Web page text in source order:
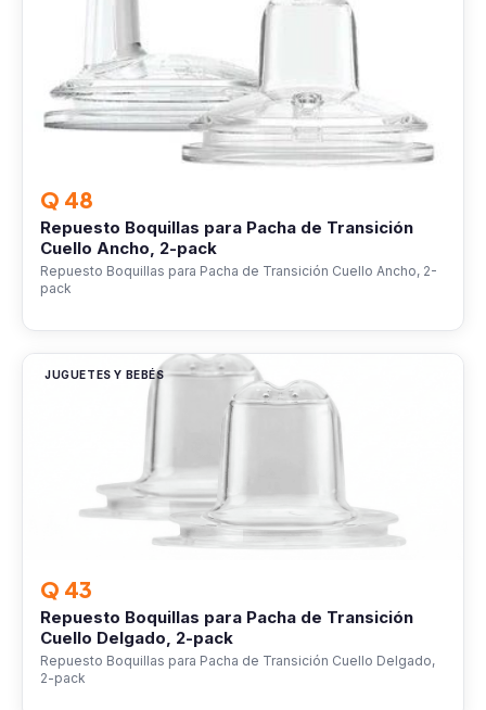
Q 48
Repuesto Boquillas para Pacha de Transición
Cuello Ancho, 2-pack
Repuesto Boquillas para Pacha de Transición Cuello Ancho, 2-
pack
JUGUETES Y BEBÉS
Q 43
Repuesto Boquillas para Pacha de Transición
Cuello Delgado, 2-pack
Repuesto Boquillas para Pacha de Transición Cuello Delgado,
2-pack